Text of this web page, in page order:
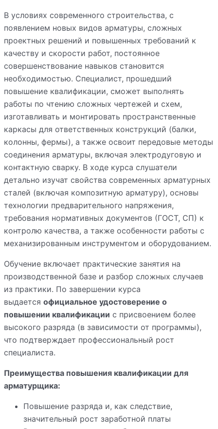
В условиях современного строительства, с
появлением новых видов арматуры, сложных
проектных решений и повышенных требований к
качеству и скорости работ, постоянное
совершенствование навыков становится
необходимостью. Специалист, прошедший
повышение квалификации, сможет выполнять
работы по чтению сложных чертежей и схем,
изготавливать и монтировать пространственные
каркасы для ответственных конструкций (балки,
колонны, фермы), а также освоит передовые методы
соединения арматуры, включая электродуговую и
контактную сварку. В ходе курса слушатели
детально изучат свойства современных арматурных
сталей (включая композитную арматуру), основы
технологии предварительного напряжения,
требования нормативных документов (ГОСТ, СП) к
контролю качества, а также особенности работы с
механизированным инструментом и оборудованием.
Обучение включает практические занятия на
производственной базе и разбор сложных случаев
из практики. По завершении курса
выдается официальное удостоверение о
повышении квалификации с присвоением более
высокого разряда (в зависимости от программы),
что подтверждает профессиональный рост
специалиста.
Преимущества повышения квалификации для
арматурщика:
Повышение разряда и, как следствие,
значительный рост заработной платы